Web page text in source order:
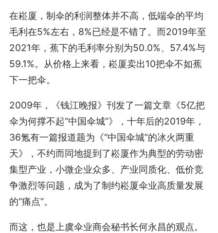
在崧厦，制伞的利润整体并不高，低端伞的平均
毛利在5%左右，8%已经是不错了。而2019年至
2021年，蕉下的毛利率分别为50.0%、57.4%与
59.1%。从价格上来看，崧厦卖出10把伞不如蕉
下一把伞。
2009年，《钱江晚报》刊发了一篇文章《5亿把
伞为何撑不起“中国伞城”》，十年后的2019年，
36氪有一篇报道题为《“中国伞城”的冰火两重
天》，不约而同地提到了崧厦作为典型的劳动密
集型产业，小微企业众多、产业同质化、低价竞
争激烈等问题，成为了制约崧厦伞业高质量发展
的“痛点”。
而这，也是上虞伞业商会秘书长何永昌的观点。